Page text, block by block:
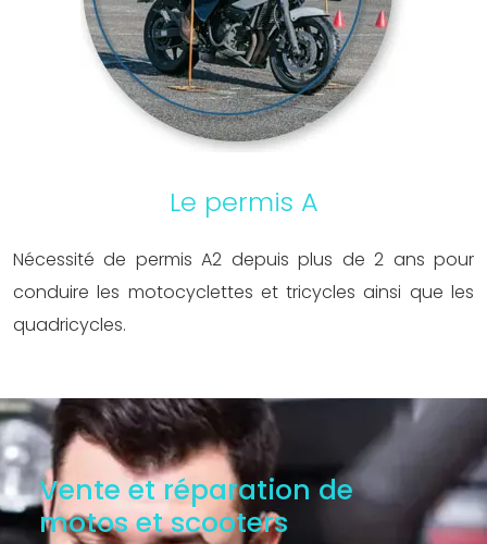
Le permis A
Nécessité de permis A2 depuis plus de 2 ans pour
conduire les motocyclettes et tricycles ainsi que les
quadricycles.
Vente et réparation de
motos et scooters